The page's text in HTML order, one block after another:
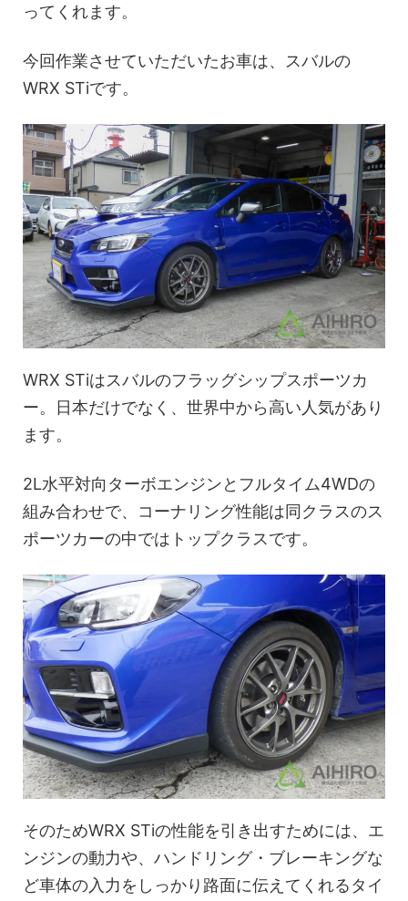
ってくれます。
今回作業させていただいたお車は、スバルの
WRX STiです。
WRX STiはスバルのフラッグシップスポーツカ
ー。日本だけでなく、世界中から高い人気があり
ます。
2L水平対向ターボエンジンとフルタイム4WDの
組み合わせで、コーナリング性能は同クラスのス
ポーツカーの中ではトップクラスです。
そのためWRX STiの性能を引き出すためには、エ
ンジンの動力や、ハンドリング・ブレーキングな
ど車体の入力をしっかり路面に伝えてくれるタイ